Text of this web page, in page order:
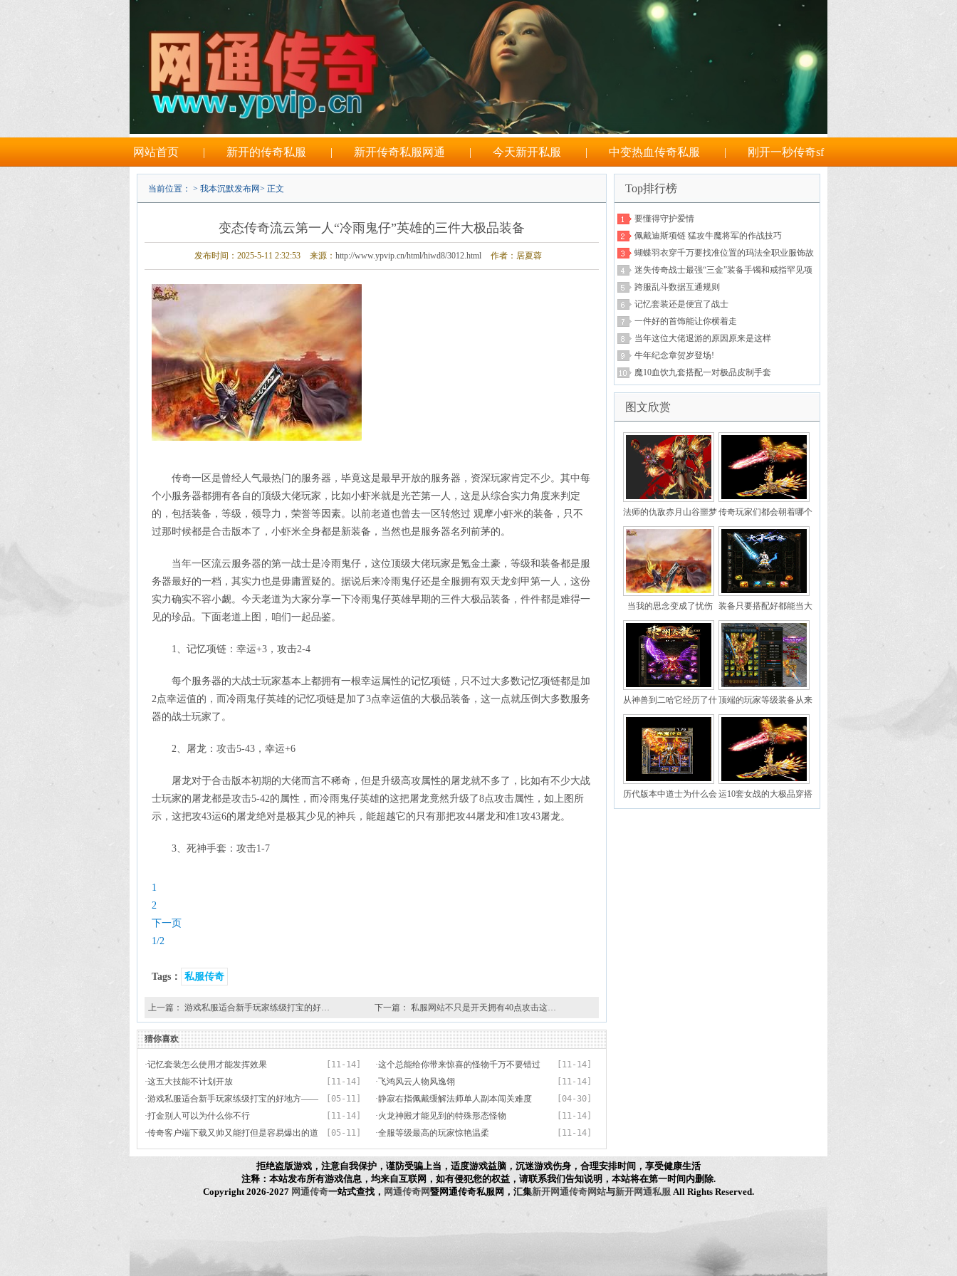
网站首页 | 新开的传奇私服 | 新开传奇私服网通 | 今天新开私服 | 中变热血传奇私服 | 刚开一秒传奇sf
当前位置： > 我本沉默发布网> 正文
变态传奇流云第一人“冷雨鬼仔”英雄的三件大极品装备
发布时间：2025-5-11 2:32:53 来源： http://www.ypvip.cn/html/hiwd8/3012.html 作者：居夏蓉
传奇一区是曾经人气最热门的服务器，毕竟这是最早开放的服务器，资深玩家肯定不少。其中每
个小服务器都拥有各自的顶级大佬玩家，比如小虾米就是光芒第一人，这是从综合实力角度来判定
的，包括装备，等级，领导力，荣誉等因素。以前老道也曾去一区转悠过 观摩小虾米的装备，只不
过那时候都是合击版本了，小虾米全身都是新装备，当然也是服务器名列前茅的。
当年一区流云服务器的第一战士是冷雨鬼仔，这位顶级大佬玩家是氪金土豪，等级和装备都是服
务器最好的一档，其实力也是毋庸置疑的。据说后来冷雨鬼仔还是全服拥有双天龙剑甲第一人，这份
实力确实不容小觑。今天老道为大家分享一下冷雨鬼仔英雄早期的三件大极品装备，件件都是难得一
见的珍品。下面老道上图，咱们一起品鉴。
1、记忆项链：幸运+3，攻击2-4
每个服务器的大战士玩家基本上都拥有一根幸运属性的记忆项链，只不过大多数记忆项链都是加
2点幸运值的，而冷雨鬼仔英雄的记忆项链是加了3点幸运值的大极品装备，这一点就压倒大多数服务
器的战士玩家了。
2、屠龙：攻击5-43，幸运+6
屠龙对于合击版本初期的大佬而言不稀奇，但是升级高攻属性的屠龙就不多了，比如有不少大战
士玩家的屠龙都是攻击5-42的属性，而冷雨鬼仔英雄的这把屠龙竟然升级了8点攻击属性，如上图所
示，这把攻43运6的屠龙绝对是极其少见的神兵，能超越它的只有那把攻44屠龙和准1攻43屠龙。
3、死神手套：攻击1-7
1
2
下一页
1/2
Tags： 私服传奇
上一篇： 游戏私服适合新手玩家练级打宝的好… 下一篇： 私服网站不只是开天拥有40点攻击这…
猜你喜欢
[11-14]
·记忆套装怎么使用才能发挥效果 [11-14]
·这个总能给你带来惊喜的怪物千万不要错过
[11-14]
·这五大技能不计划开放 [11-14]
·飞鸿风云人物风逸翎
[05-11]
·游戏私服适合新手玩家练级打宝的好地方——
封魔矿区
[04-30]
·静寂右指佩戴缓解法师单人副本闯关难度
[11-14]
·打金别人可以为什么你不行 [11-14]
·火龙神殿才能见到的特殊形态怪物
[05-11]
·传奇客户端下载又帅又能打但是容易爆出的道
士装备——三眼手镯
[11-14]
·全服等级最高的玩家惊艳温柔
Top排行榜
要懂得守护爱情
佩戴迪斯项链 猛攻牛魔将军的作战技巧
蝴蝶羽衣穿千万要找准位置的玛法全职业服饰故
事
迷失传奇战士最强“三金”装备手镯和戒指罕见项
链称霸全服
跨服乱斗数据互通规则
记忆套装还是便宜了战士
一件好的首饰能让你横着走
当年这位大佬退游的原因原来是这样
牛年纪念章贺岁登场!
魔10血饮九套搭配一对极品皮制手套
图文欣赏
法师的仇敌赤月山谷噩梦
般的存在
传奇玩家们都会朝着哪个
方向发展呢
当我的思念变成了忧伤 装备只要搭配好都能当大
神
从神兽到二哈它经历了什
么
顶端的玩家等级装备从来
不放在第一位
历代版本中道士为什么会
如此受欢迎
运10套女战的大极品穿搭
拒绝盗版游戏，注意自我保护，谨防受骗上当，适度游戏益脑，沉迷游戏伤身，合理安排时间，享受健康生活
注释：本站发布所有游戏信息，均来自互联网，如有侵犯您的权益，请联系我们告知说明，本站将在第一时间内删除.
Copyright 2026-2027 网通传奇一站式查找， 网通传奇网暨网通传奇私服网，汇集新开网通传奇网站与新开网通私服 All Rights Reserved.